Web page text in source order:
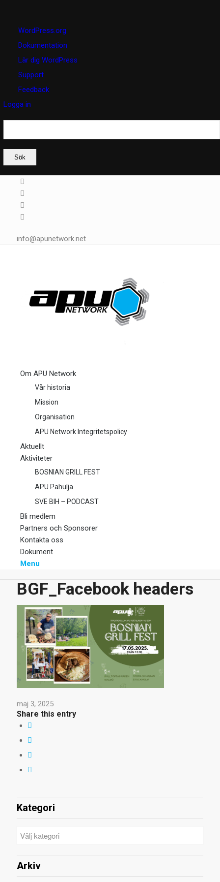
WordPress
WordPress.org
Dokumentation
Lär dig WordPress
Support
Feedback
Logga in
Sök
info@apunetwork.net
Om APU Network
Vår historia
Mission
Organisation
APU Network Integritetspolicy
Aktuellt
Aktiviteter
BOSNIAN GRILL FEST
APU Pahulja
SVE BIH – PODCAST
Bli medlem
Partners och Sponsorer
Kontakta oss
Dokument
Menu
BGF_Facebook headers
maj 3, 2025
Share this entry
Kategori
Arkiv